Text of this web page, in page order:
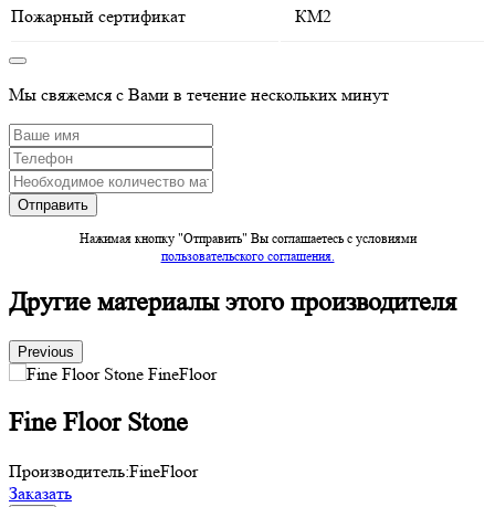
Пожарный сертификат КМ2
Мы свяжемся с Вами в течение нескольких минут
Нажимая кнопку "Отправить" Вы соглашаетесь c условиями
пользовательского соглашения.
Другие материалы этого производителя
Previous
Fine Floor Stone
Производитель:FineFloor
Заказать